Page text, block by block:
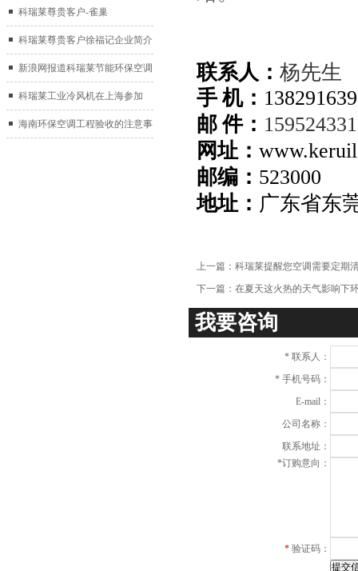
于广州制鞋厂
科瑞莱尊贵客户-雀巢
科瑞莱尊贵客户徐福记企业简介
新浪网报道科瑞莱节能环保空调
扇
科瑞莱工业冷风机在上海参加
2017中国制冷展
海南环保空调工程验收的注意事
联系人： 杨先生
手 机：
邮 件：
网址：
邮编： 523000
地址： 广东省东
上一篇： 科瑞莱提醒您空调需要定期
下一篇： 在夏天这火热的天气影响下
我要咨询
* 联系人：
* 手机号码：
E-mail：
公司名称：
联系地址：
*订购意向：
* 验证码：